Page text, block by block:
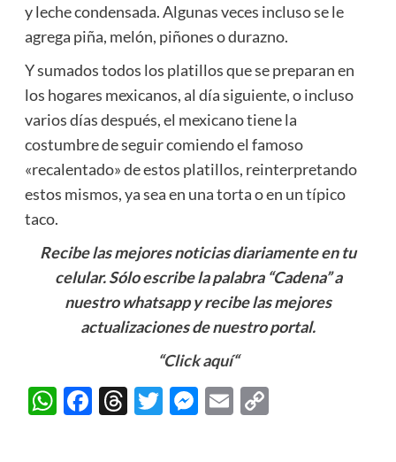
y leche condensada. Algunas veces incluso se le
agrega piña, melón, piñones o durazno.
Y sumados todos los platillos que se preparan en
los hogares mexicanos, al día siguiente, o incluso
varios días después, el mexicano tiene la
costumbre de seguir comiendo el famoso
«recalentado» de estos platillos, reinterpretando
estos mismos, ya sea en una torta o en un típico
taco.
Recibe las mejores noticias diariamente en tu
celular. Sólo escribe la palabra “Cadena” a
nuestro whatsapp y recibe las mejores
actualizaciones de nuestro portal.
“Click aquí“
WhatsApp
Facebook
Threads
Twitter
Messenger
EmailCopy